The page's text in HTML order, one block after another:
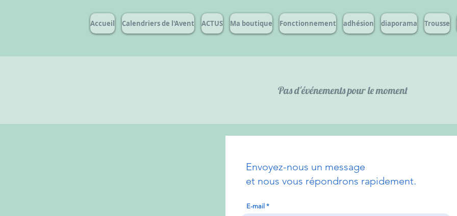
Accueil Calendriers de l'Avent ACTUS Ma boutique Fonctionnement adhésion diaporama Trousse
Pas d'événements pour le moment
Envoyez-nous un message
et nous vous répondrons rapidement.
E-mail